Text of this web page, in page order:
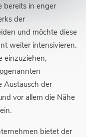
bereits in enger
der
und möchte diese
weiter intensivieren.
einzuziehen,
Austausch der
vor allem die Nähe
bietet der